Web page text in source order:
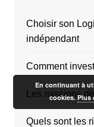
Choisir son
indépendant
Comment
Les missions
Quels sont les
En continuant à
cookies.Plus